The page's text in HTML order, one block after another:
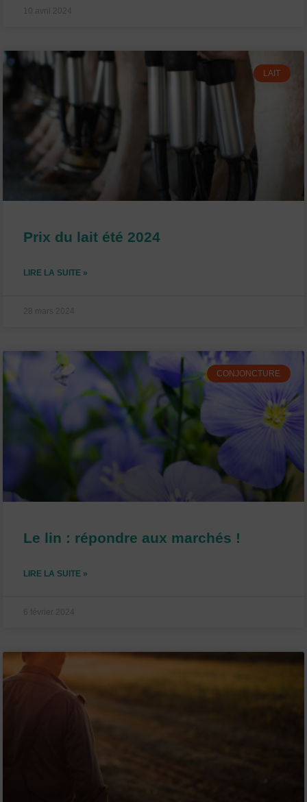
10 avril 2024
LAIT
Prix du lait été 2024
LIRE LA SUITE »
28 mars 2024
CONJONCTURE
Le lin : répondre aux marchés !
LIRE LA SUITE »
6 février 2024